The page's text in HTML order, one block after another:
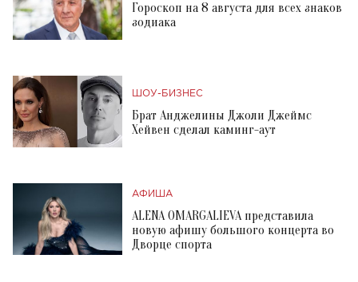
Гороскоп на 8 августа для всех знаков
зодиака
ШОУ-БИЗНЕС
Брат Анджелины Джоли Джеймс
Хейвен сделал каминг-аут
АФИША
ALENA OMARGALIEVA представила
новую афишу большого концерта во
Дворце спорта